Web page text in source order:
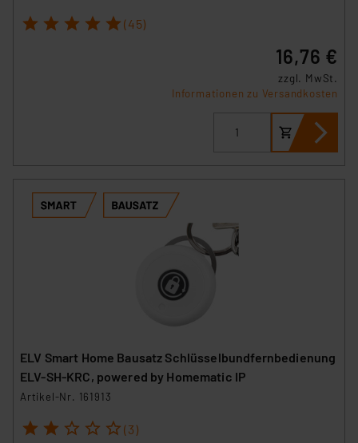
1 2 3 4 5 (45)
16,76 €
zzgl. MwSt.
Informationen zu Versandkosten
ELV Smart Home Bausatz Schlüsselbundfernbedienung
ELV-SH-KRC, powered by Homematic IP
Artikel-Nr. 161913
1 2 3 4 5 (3)